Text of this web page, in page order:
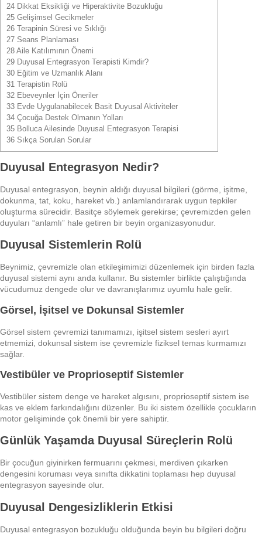
24 Dikkat Eksikliği ve Hiperaktivite Bozukluğu
25 Gelişimsel Gecikmeler
26 Terapinin Süresi ve Sıklığı
27 Seans Planlaması
28 Aile Katılımının Önemi
29 Duyusal Entegrasyon Terapisti Kimdir?
30 Eğitim ve Uzmanlık Alanı
31 Terapistin Rolü
32 Ebeveynler İçin Öneriler
33 Evde Uygulanabilecek Basit Duyusal Aktiviteler
34 Çocuğa Destek Olmanın Yolları
35 Bolluca Ailesinde Duyusal Entegrasyon Terapisi
36 Sıkça Sorulan Sorular
Duyusal Entegrasyon Nedir?
Duyusal entegrasyon, beynin aldığı duyusal bilgileri (görme, işitme,
dokunma, tat, koku, hareket vb.) anlamlandırarak uygun tepkiler
oluşturma sürecidir. Basitçe söylemek gerekirse; çevremizden gelen
duyuları “anlamlı” hale getiren bir beyin organizasyonudur.
Duyusal Sistemlerin Rolü
Beynimiz, çevremizle olan etkileşimimizi düzenlemek için birden fazla
duyusal sistemi aynı anda kullanır. Bu sistemler birlikte çalıştığında
vücudumuz dengede olur ve davranışlarımız uyumlu hale gelir.
Görsel, İşitsel ve Dokunsal Sistemler
Görsel sistem çevremizi tanımamızı, işitsel sistem sesleri ayırt
etmemizi, dokunsal sistem ise çevremizle fiziksel temas kurmamızı
sağlar.
Vestibüler ve Proprioseptif Sistemler
Vestibüler sistem denge ve hareket algısını, proprioseptif sistem ise
kas ve eklem farkındalığını düzenler. Bu iki sistem özellikle çocukların
motor gelişiminde çok önemli bir yere sahiptir.
Günlük Yaşamda Duyusal Süreçlerin Rolü
Bir çocuğun giyinirken fermuarını çekmesi, merdiven çıkarken
dengesini koruması veya sınıfta dikkatini toplaması hep duyusal
entegrasyon sayesinde olur.
Duyusal Dengesizliklerin Etkisi
Duyusal entegrasyon bozukluğu olduğunda beyin bu bilgileri doğru